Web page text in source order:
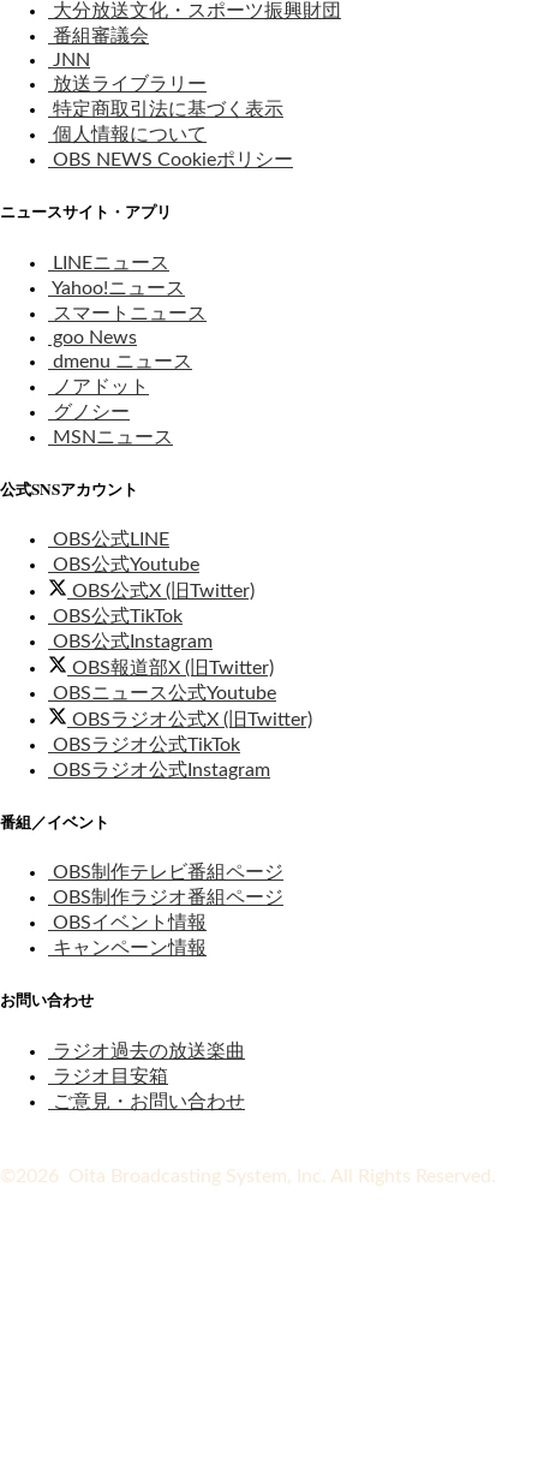
大分放送文化・スポーツ振興財団
番組審議会
JNN
放送ライブラリー
特定商取引法に基づく表示
個人情報について
OBS NEWS Cookieポリシー
ニュースサイト・アプリ
LINEニュース
Yahoo!ニュース
スマートニュース
goo News
dmenu ニュース
ノアドット
グノシー
MSNニュース
公式SNSアカウント
OBS公式LINE
OBS公式Youtube
OBS公式X (旧Twitter)
OBS公式TikTok
OBS公式Instagram
OBS報道部X (旧Twitter)
OBSニュース公式Youtube
OBSラジオ公式X (旧Twitter)
OBSラジオ公式TikTok
OBSラジオ公式Instagram
番組／イベント
OBS制作テレビ番組ページ
OBS制作ラジオ番組ページ
OBSイベント情報
キャンペーン情報
お問い合わせ
ラジオ過去の放送楽曲
ラジオ目安箱
ご意見・お問い合わせ
©2026 Oita Broadcasting System, Inc. All Rights Reserved.